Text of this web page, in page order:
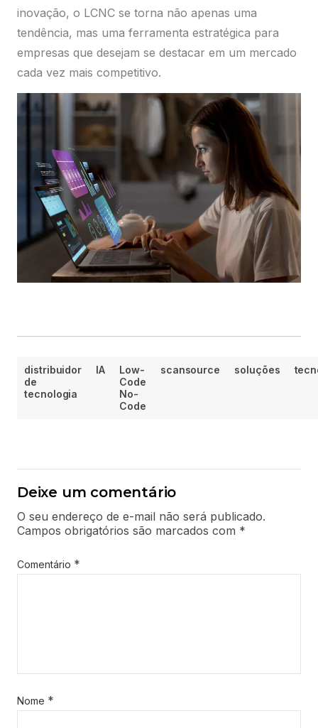
inovação, o LCNC se torna não apenas uma
tendência, mas uma ferramenta estratégica para
empresas que desejam se destacar em um mercado
cada vez mais competitivo.
distribuidor
de
tecnologia
IA
Low-
Code
No-
Code
scansource soluções
Deixe um comentário
O seu endereço de e-mail não será publicado.
Campos obrigatórios são marcados com *
Comentário *
Nome *